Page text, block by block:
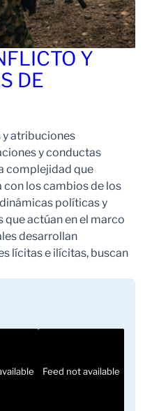
Y
DE
y atribuciones
y conductas
complejidad que
los cambios de los
políticas y
que actúan en el marco
desarrollan
lícitas e ilícitas, buscan
Feed not available